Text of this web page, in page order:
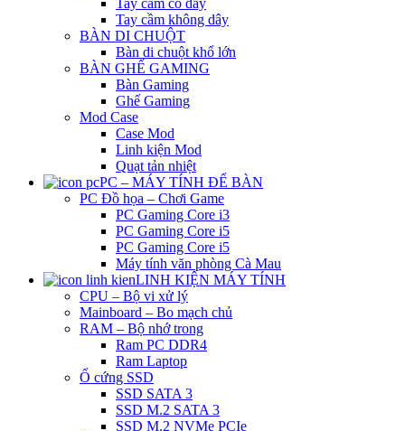
Tay cầm có dây
Tay cầm không dây
BÀN DI CHUỘT
Bàn di chuột khổ lớn
BÀN GHẾ GAMING
Bàn Gaming
Ghế Gaming
Mod Case
Case Mod
Linh kiện Mod
Quạt tản nhiệt
PC – MÁY TÍNH ĐỂ BÀN
PC Đồ họa – Chơi Game
PC Gaming Core i3
PC Gaming Core i5
PC Gaming Core i5
Máy tính văn phòng Cà Mau
LINH KIỆN MÁY TÍNH
CPU – Bộ vi xử lý
Mainboard – Bo mạch chủ
RAM – Bộ nhớ trong
Ram PC DDR4
Ram Laptop
Ổ cứng SSD
SSD SATA 3
SSD M.2 SATA 3
SSD M.2 NVMe PCIe